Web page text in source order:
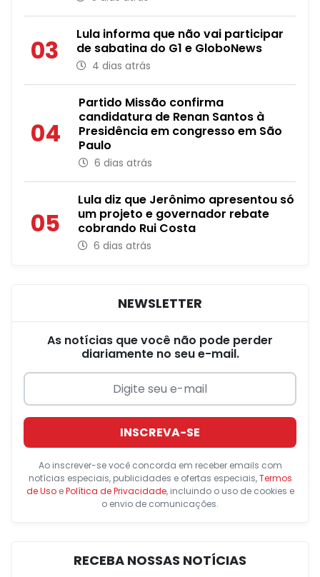
03
Lula informa que não vai participar
de sabatina do G1 e GloboNews
4 dias atrás
04
Partido Missão confirma
candidatura de Renan Santos à
Presidência em congresso em São
Paulo
6 dias atrás
05
Lula diz que Jerônimo apresentou só
um projeto e governador rebate
cobrando Rui Costa
6 dias atrás
NEWSLETTER
As notícias que você não pode perder
diariamente no seu e-mail.
INSCREVA-SE
Ao inscrever-se você concorda em receber emails com
notícias especiais, publicidades e ofertas especiais,Termos
de UsoePolítica de Privacidade, incluindo o uso de cookies e
o envio de comunicações.
RECEBA NOSSAS NOTÍCIAS